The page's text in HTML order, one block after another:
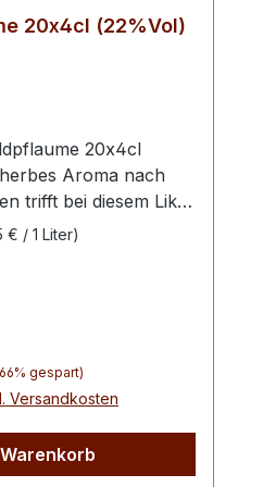
20x4cl (22%Vol)
Aroma nach
trifft bei diesem Likör
Ein aufregender,
aromatischen
Grundlage des
ihrer fruchtigen
€ / 1 Liter)
gespart)
Versandkosten